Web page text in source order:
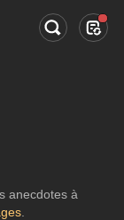
anecdotes à